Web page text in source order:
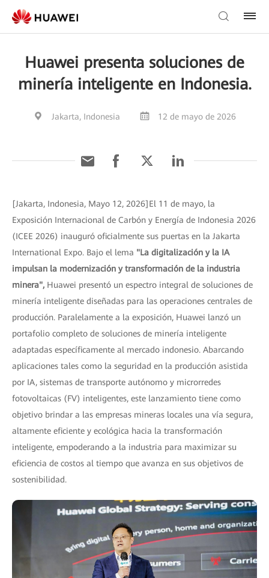
Huawei presenta soluciones de
minería inteligente en Indonesia.
Jakarta, Indonesia 12 de mayo de 2026
[Jakarta, Indonesia, Mayo 12, 2026]El 11 de mayo, la
Exposición Internacional de Carbón y Energía de Indonesia 2026
(ICEE 2026) inauguró oficialmente sus puertas en la Jakarta
International Expo. Bajo el lema "La digitalización y la IA
impulsan la modernización y transformación de la industria
minera", Huawei presentó un espectro integral de soluciones de
minería inteligente diseñadas para las operaciones centrales de
producción. Paralelamente a la exposición, Huawei lanzó un
portafolio completo de soluciones de minería inteligente
adaptadas específicamente al mercado indonesio. Abarcando
aplicaciones tales como la seguridad en la producción asistida
por IA, sistemas de transporte autónomo y microrredes
fotovoltaicas (FV) inteligentes, este lanzamiento tiene como
objetivo brindar a las empresas mineras locales una vía segura,
altamente eficiente y ecológica hacia la transformación
inteligente, empoderando a la industria para maximizar su
eficiencia de costos al tiempo que avanza en sus objetivos de
sostenibilidad.